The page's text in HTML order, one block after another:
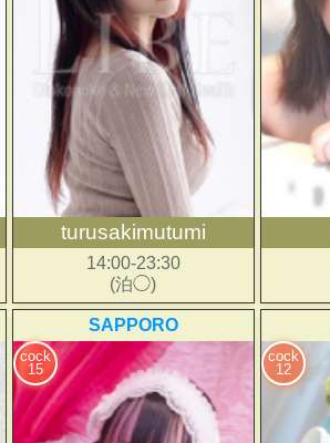
turusakimutumi
14:00-23:30
(泊◯)
SAPPORO
cock
15
cock
12